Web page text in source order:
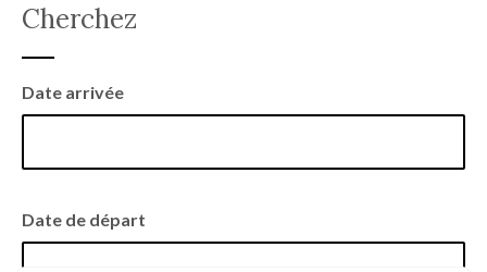
Cherchez
Date arrivée
Date de départ